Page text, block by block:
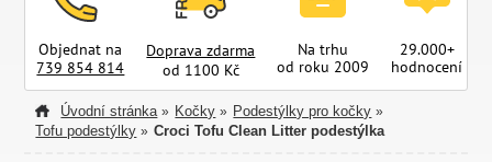
Objednat na
739 854 814
Doprava zdarma
od 1100 Kč
Na trhu
od roku 2009
29.000+
hodnocení
Úvodní stránka » Kočky » Podestýlky pro kočky »
Tofu podestýlky » Croci Tofu Clean Litter podestýlka